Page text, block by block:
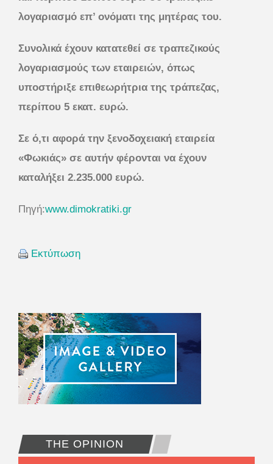
λογαριασμό επ’ ονόματι της μητέρας του.
Συνολικά έχουν κατατεθεί σε τραπεζικούς
λογαριασμούς των εταιρειών, όπως
υποστήριξε επιθεωρήτρια της τράπεζας,
περίπου 5 εκατ. ευρώ.
Σε ό,τι αφορά την ξενοδοχειακή εταιρεία
«Φωκιάς» σε αυτήν φέρονται να έχουν
καταλήξει 2.235.000 ευρώ.
Πηγή:www.dimokratiki.gr
Εκτύπωση
THE OPINION